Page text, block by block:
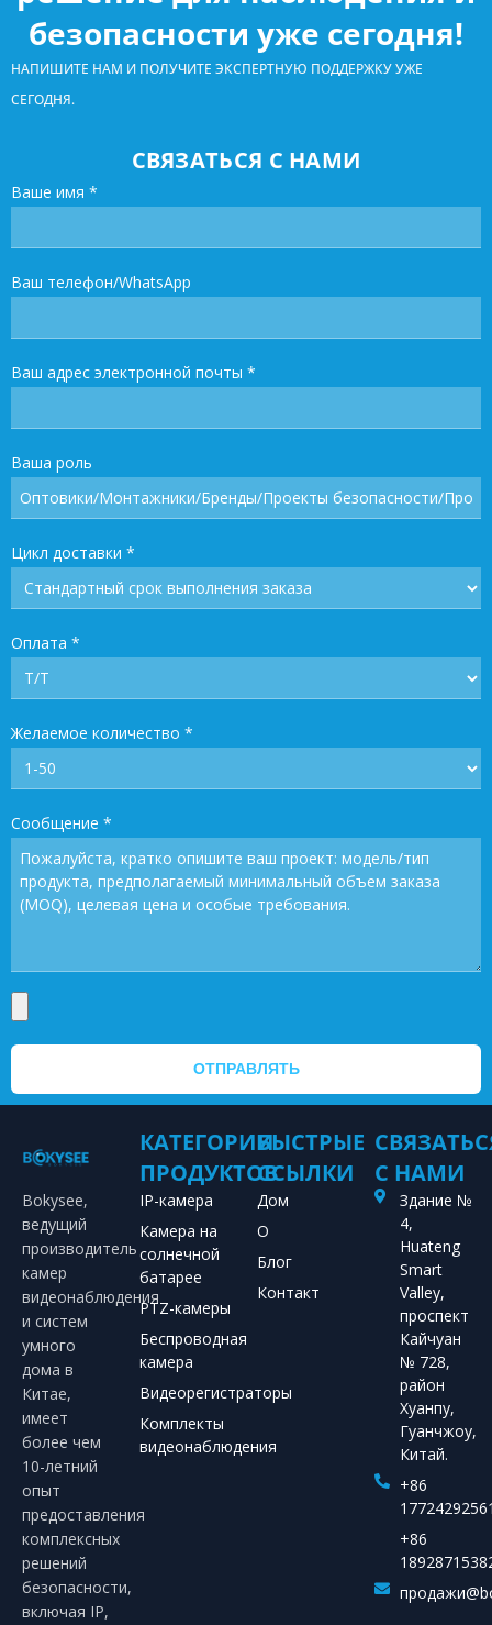
безопасности уже сегодня!
НАПИШИТЕ НАМ И ПОЛУЧИТЕ ЭКСПЕРТНУЮ ПОДДЕРЖКУ УЖЕ
СЕГОДНЯ.
СВЯЗАТЬСЯ С НАМИ
Ваше имя *
Ваш телефон/WhatsApp
Ваш адрес электронной почты *
Ваша роль
Цикл доставки *
Оплата *
Желаемое количество *
Сообщение *
ОТПРАВЛЯТЬ
Bokysee,
ведущий
производитель
камер
видеонаблюдения
и систем
умного
дома в
Китае,
имеет
более чем
10-летний
опыт
предоставления
комплексных
решений
безопасности,
включая IP,
КАТЕГОРИИ
ПРОДУКТОВ
IP-камера
Камера на
солнечной
батарее
PTZ-камеры
Беспроводная
камера
Видеорегистраторы
Комплекты
видеонаблюдения
БЫСТРЫЕ
ССЫЛКИ
Дом
О
Блог
Контакт
С НАМИ
Здание №
4,
Huateng
Smart
Valley,
проспект
Кайчуан
№ 728,
район
Хуанпу,
Гуанчжоу,
Китай.
+86
+86